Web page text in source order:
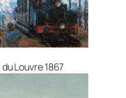
Louvre 1867